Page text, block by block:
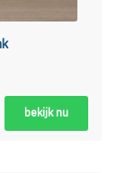
bekijk nu